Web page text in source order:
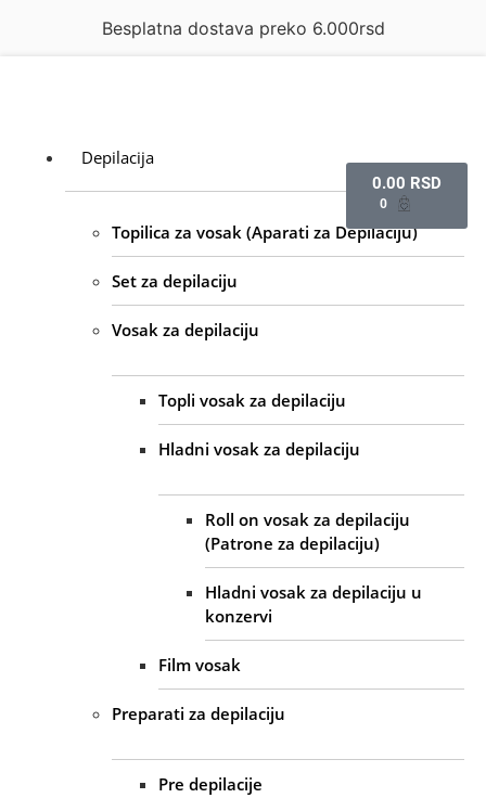
Besplatna dostava preko 6.000rsd
0.00 RSD
0
Depilacija
Topilica za vosak (Aparati za Depilaciju)
Set za depilaciju
Vosak za depilaciju
Topli vosak za depilaciju
Hladni vosak za depilaciju
Roll on vosak za depilaciju
(Patrone za depilaciju)
Hladni vosak za depilaciju u
konzervi
Film vosak
Preparati za depilaciju
Pre depilacije